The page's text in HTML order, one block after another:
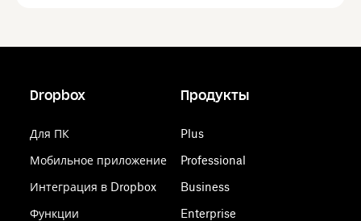
Dropbox
Для ПК
Мобильное приложение
Интеграция в Dropbox
Функции
Продукты
Plus
Professional
Business
Enterprise